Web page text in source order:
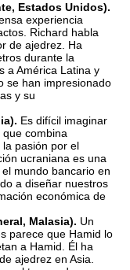
Estados Unidos).
experiencia
Richard habla
de ajedrez. Ha
durante la
a América Latina y
se han impresionado
y su
Es difícil imaginar
combina
pasión por el
ucraniana es una
mundo bancario en
a diseñar nuestros
económica de
Malasia). Un
parece que Hamid lo
a Hamid. Él ha
ajedrez en Asia.